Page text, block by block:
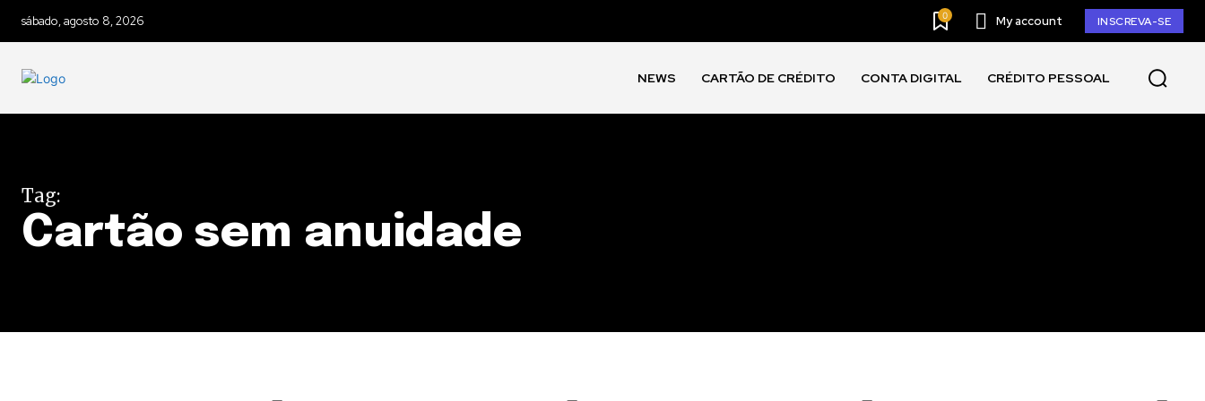
sábado, agosto 8, 2026 0 My account INSCREVA-SE
NEWS CARTÃO DE CRÉDITO CONTA DIGITAL CRÉDITO PESSOAL
Tag:
Cartão sem anuidade